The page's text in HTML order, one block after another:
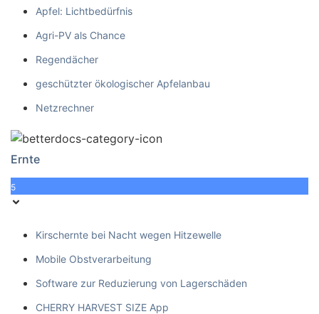
Apfel: Lichtbedürfnis
Agri-PV als Chance
Regendächer
geschützter ökologischer Apfelanbau
Netzrechner
Ernte
5
Kirschernte bei Nacht wegen Hitzewelle
Mobile Obstverarbeitung
Software zur Reduzierung von Lagerschäden
CHERRY HARVEST SIZE App